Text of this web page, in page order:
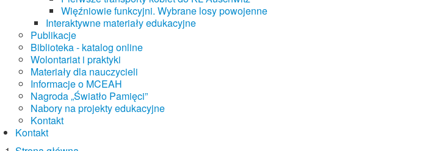
Więźniowie funkcyjni. Wybrane losy powojenne
Interaktywne materiały edukacyjne
Publikacje
Biblioteka - katalog online
Wolontariat i praktyki
Materiały dla nauczycieli
Informacje o MCEAH
Nagroda „Światło Pamięci”
Nabory na projekty edukacyjne
Kontakt
Kontakt